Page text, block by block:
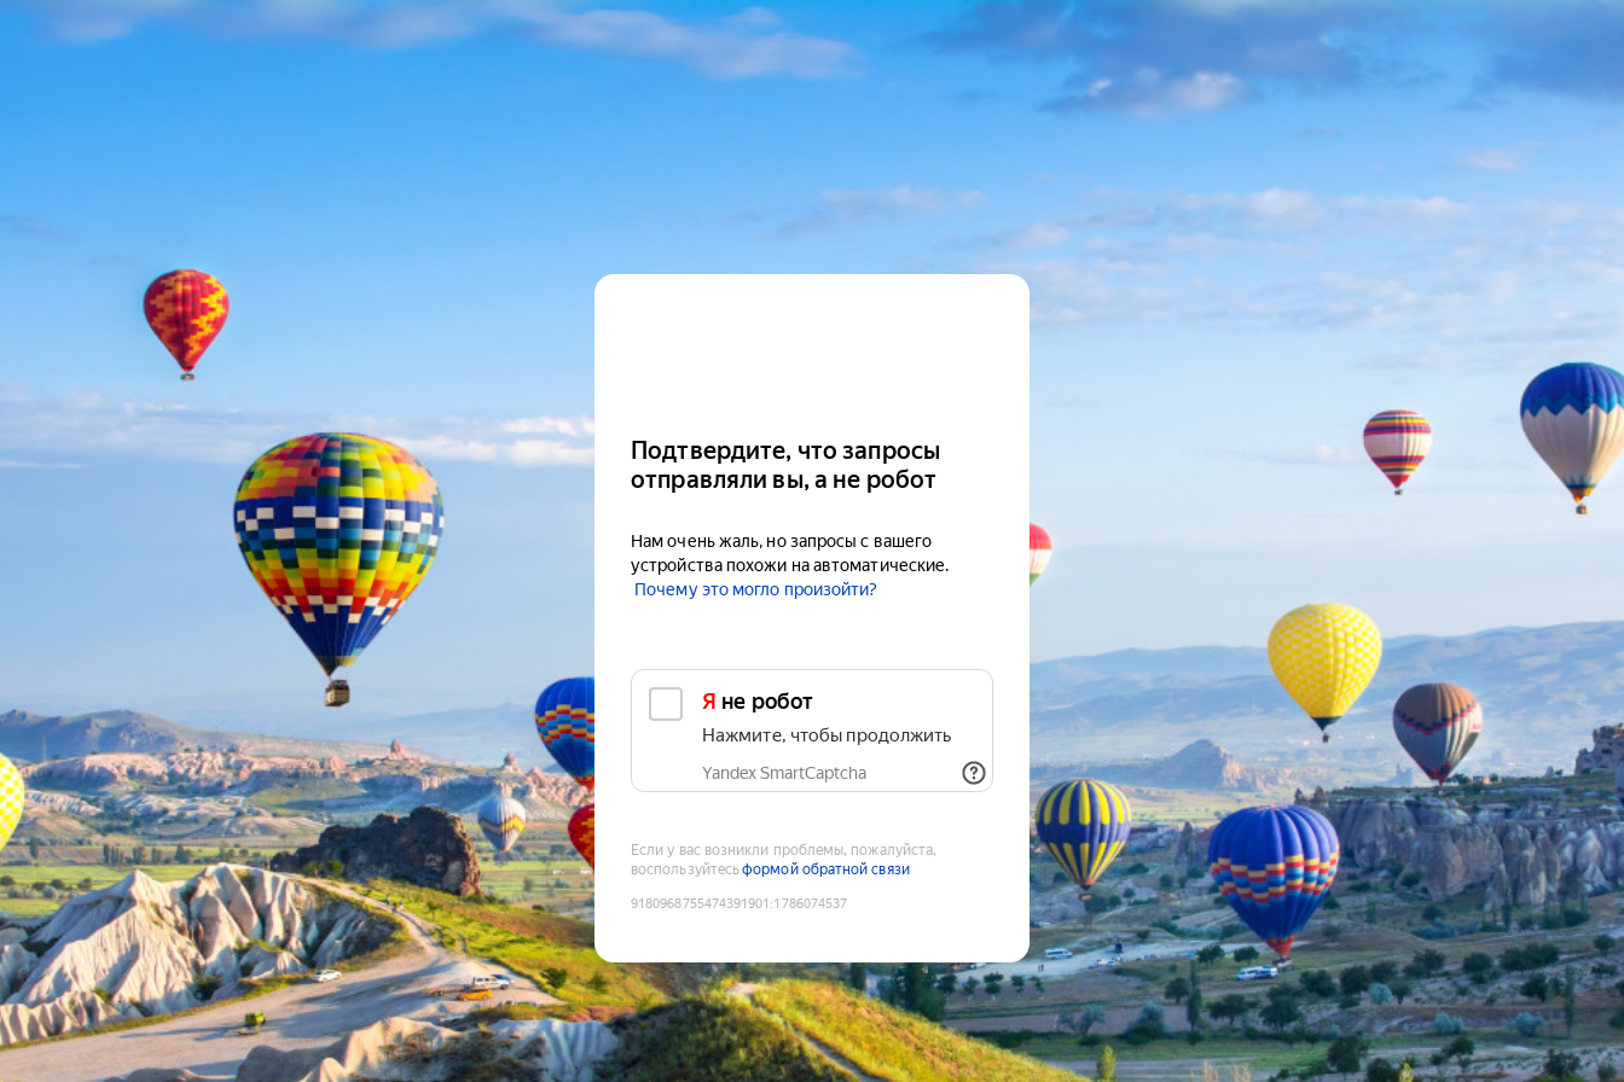
Подтвердите, что запросы
отправляли вы, а не робот
Нам очень жаль, но запросы с вашего
устройства похожи на автоматические.
Почему это могло произойти?
Я не робот
Нажмите, чтобы продолжить
Yandex SmartCaptcha
Если у вас возникли проблемы, пожалуйста,
воспользуйтесьформой обратной связи
9180968755474391901 :1786074537